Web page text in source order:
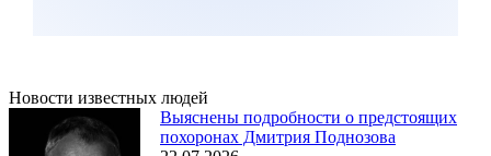
Новости известных людей
Выяснены подробности о предстоящих
похоронах Дмитрия Поднозова